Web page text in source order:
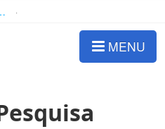
MENU